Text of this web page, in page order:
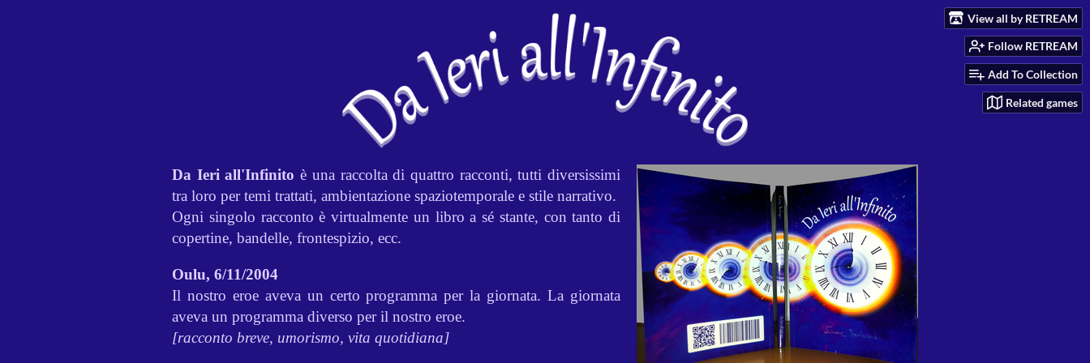
View all by RETREAM
Follow RETREAM
Add To Collection
Related games
Da Ieri all'Infinito è una raccolta di quattro racconti, tutti diversissimi
tra loro per temi trattati, ambientazione spaziotemporale e stile narrativo.
Ogni singolo racconto è virtualmente un libro a sé stante, con tanto di
copertine, bandelle, frontespizio, ecc.
Oulu, 6/11/2004
Il nostro eroe aveva un certo programma per la giornata. La giornata
aveva un programma diverso per il nostro eroe.
[racconto breve, umorismo, vita quotidiana]